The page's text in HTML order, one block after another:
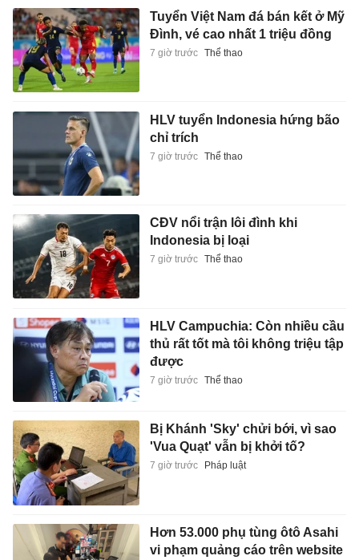
Tuyển Việt Nam đá bán kết ở Mỹ
Đình, vé cao nhất 1 triệu đồng
7 giờ trước Thể thao
HLV tuyển Indonesia hứng bão
chỉ trích
7 giờ trước Thể thao
CĐV nổi trận lôi đình khi
Indonesia bị loại
7 giờ trước Thể thao
HLV Campuchia: Còn nhiều cầu
thủ rất tốt mà tôi không triệu tập
được
7 giờ trước Thể thao
Bị Khánh 'Sky' chửi bới, vì sao
'Vua Quạt' vẫn bị khởi tố?
7 giờ trước Pháp luật
Hơn 53.000 phụ tùng ôtô Asahi
vi phạm quảng cáo trên website